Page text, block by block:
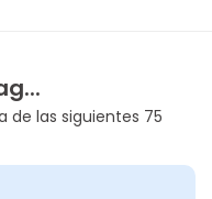
de las siguientes 75